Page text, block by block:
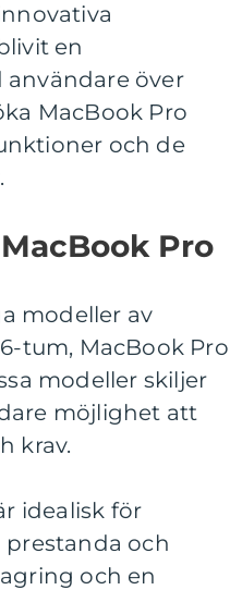
en
över
MacBook Pro
och de
Pro
modeller av
tum, MacBook Pro
modeller skiljer
möjlighet att
krav.
idealisk för
och
och en